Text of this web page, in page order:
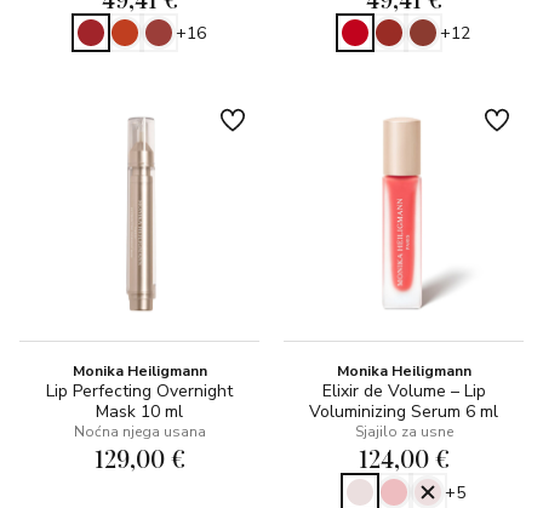
+16 +12
Monika Heiligmann
Lip Perfecting Overnight
Mask 10 ml
Noćna njega usana
129,00 €
Monika Heiligmann
Elixir de Volume – Lip
Voluminizing Serum 6 ml
Sjajilo za usne
124,00 €
+5